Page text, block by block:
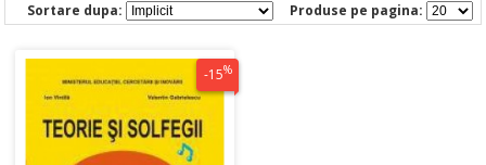
Produse pe pagina:
Sortare dupa:
-15%